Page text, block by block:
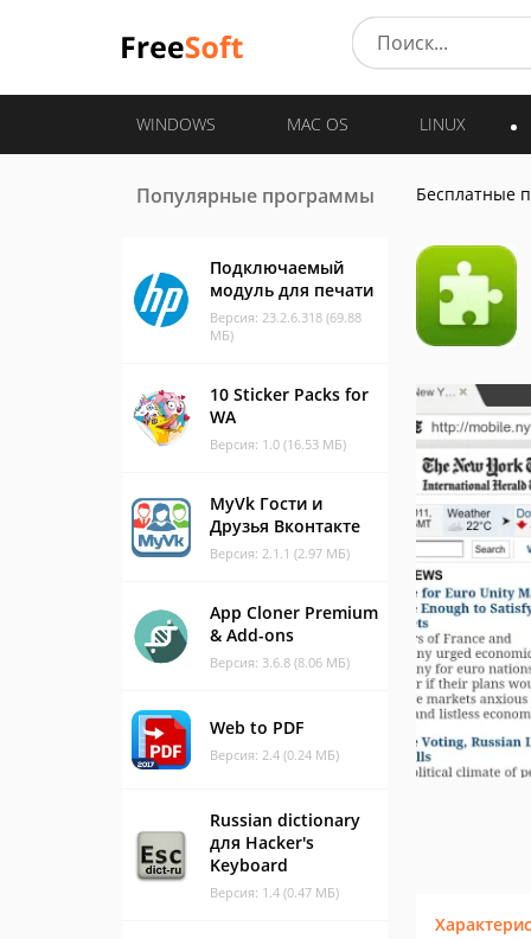
WINDOWS MAC OS LINUX
Популярные программы
Подключаемый
модуль для печати
Версия: 23.2.6.318 (69.88
МБ)
10 Sticker Packs for
WA
Версия: 1.0 (16.53 МБ)
MyVk Гости и
Друзья Вконтакте
Версия: 2.1.1 (2.97 МБ)
App Cloner Premium
& Add-ons
Версия: 3.6.8 (8.06 МБ)
Web to PDF
Версия: 2.4 (0.24 МБ)
Russian dictionary
для Hacker's
Keyboard
Версия: 1.4 (0.47 МБ)
Бесплатные